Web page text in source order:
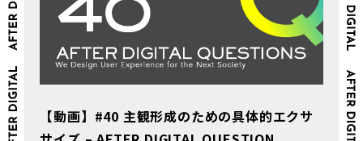
【動画】#40 主観形成のための具体的エクサ